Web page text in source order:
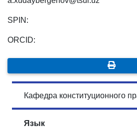
SPIN:
ORCID:
Кафедра конституционного
Язык